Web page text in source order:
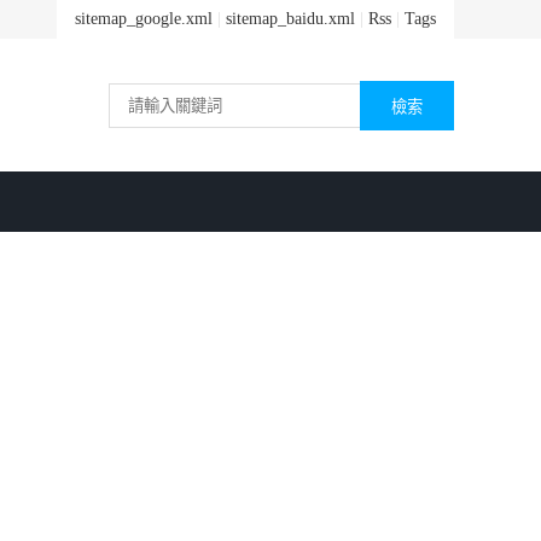
sitemap_google.xml sitemap_baidu.xml Rss Tags